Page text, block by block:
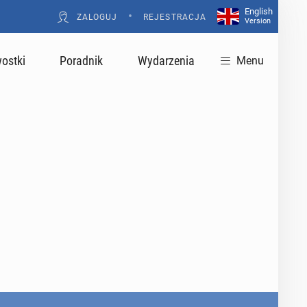
ZALOGUJ • REJESTRACJA
English
Version
Poradnik Wydarzenia Menu